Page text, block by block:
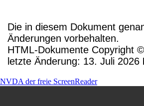
Die in diesem Dokument
Änderungen vorbehalten.
HTML-Dokumente Copyright
letzte Änderung: 13. Juli 2026
NVDA der freie ScreenReader